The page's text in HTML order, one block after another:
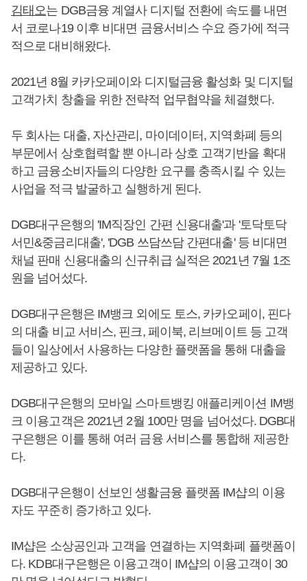
김태오는 DGB금융 계열사 디지털 전환에 속도를 내면
서 코로나19 이후 비대면 금융서비스 수요 증가에 적극
적으로 대비해왔다.
2021년 8월 카카오페이와 디지털금융 활성화 및 디지털
고객가치 창출을 위한 전략적 업무협약을 체결했다.
두 회사는 대출, 자산관리, 마이데이터, 지역화폐 등의
부문에서 상호협력할 뿐 아니라 상호 고객기반을 확대
하고 금융소비자들의 다양한 요구를 충족시킬 수 있는
사업을 적극 발굴하고 실행하게 된다.
DGB대구은행의 'IM직장인 간편 신용대출'과 '토닥토닥
서민&중금리대출', 'DGB 쓰담쓰담 간편대출' 등 비대면
채널 판매 신용대출의 신규취급 실적은 2021년 7월 1조
원을 넘어섰다.
DGB대구은행은 IM뱅크 외에도 토스, 카카오페이, 핀다
의 대출 비교 서비스, 핀크, 페이북, 리브메이트 등 고객
들이 일상에서 사용하는 다양한 플랫폼을 통해 대출을
제공하고 있다.
DGB대구은행의 모바일 스마트뱅킹 애플리케이션 IM뱅
크 이용고객은 2021년 2월 100만 명을 넘어섰다. DGB대
구은행은 이를 통해 여러 금융 서비스를 통합해 제공한
다.
DGB대구은행이 선보인 생활금융 플랫폼 IM샵의 이용
자도 꾸준히 증가하고 있다.
IM샵은 소상공인과 고객을 연결하는 지역화폐 플랫폼이
다. KDB대구은행은 이용고객이 IM샵의 이용고객이 30